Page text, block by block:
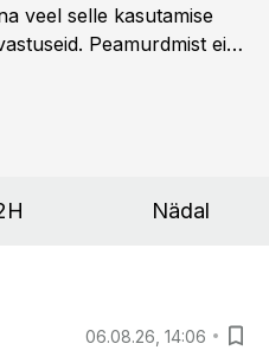
veel selle kasutamise
Peamurdmist ei
Nädal
06.08.26, 14:06